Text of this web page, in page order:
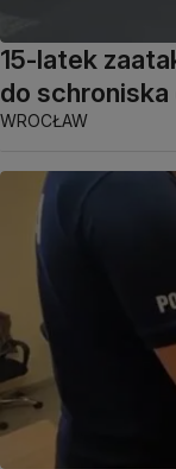
15-latek
do
WROCŁAW